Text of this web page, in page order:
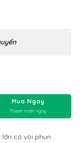
Mua Ngay
Thanh toán ngay
lớn có vòi phun